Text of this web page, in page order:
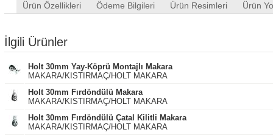
Ürün Özellikleri Ödeme Bilgileri Ürün Resimleri Ürün
İlgili Ürünler
Holt 30mm Yay-Köprü Montajlı Makara
MAKARA/KISTIRMAÇ/HOLT MAKARA
Holt 30mm Fırdöndülü Makara
MAKARA/KISTIRMAÇ/HOLT MAKARA
Holt 30mm Fırdöndülü Çatal Kilitli Makara
MAKARA/KISTIRMAÇ/HOLT MAKARA